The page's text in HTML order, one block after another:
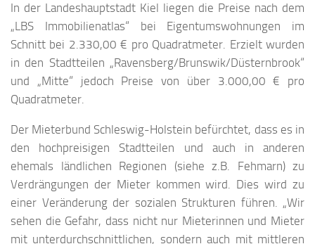
In der Landeshauptstadt Kiel liegen die Preise nach dem
„LBS Immobilienatlas“ bei Eigentumswohnungen im
Schnitt bei 2.330,00 € pro Quadratmeter. Erzielt wurden
in den Stadtteilen „Ravensberg/Brunswik/Düsternbrook“
und „Mitte“ jedoch Preise von über 3.000,00 € pro
Quadratmeter.
Der Mieterbund Schleswig-Holstein befürchtet, dass es in
den hochpreisigen Stadtteilen und auch in anderen
ehemals ländlichen Regionen (siehe z.B. Fehmarn) zu
Verdrängungen der Mieter kommen wird. Dies wird zu
einer Veränderung der sozialen Strukturen führen. „Wir
sehen die Gefahr, dass nicht nur Mieterinnen und Mieter
mit unterdurchschnittlichen, sondern auch mit mittleren